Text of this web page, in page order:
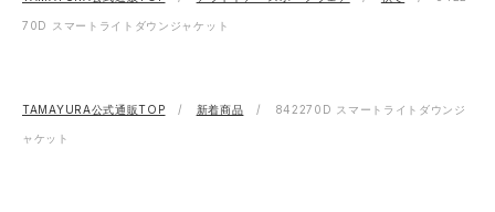
70D スマートライトダウンジャケット
TAMAYURA公式通販TOP 新着商品 842270D スマートライトダウンジ
ャケット